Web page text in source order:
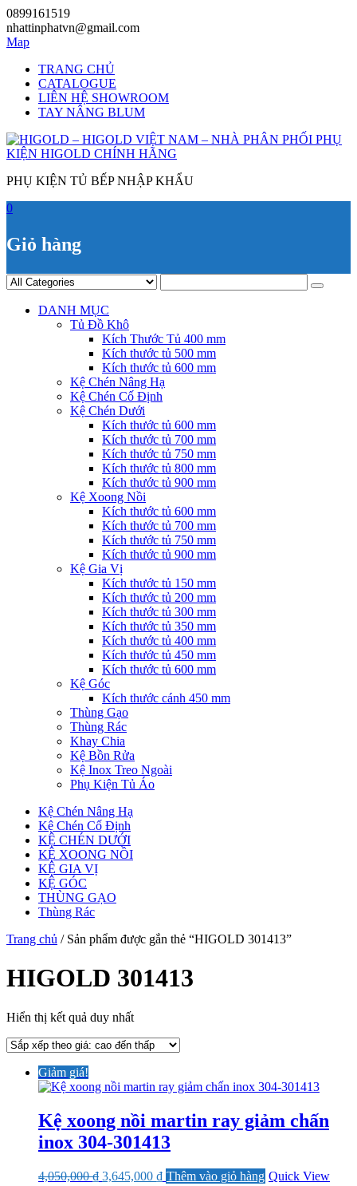
Skip
to
content
0899161519
nhattinphatvn@gmail.com
Map
TRANG CHỦ
CATALOGUE
LIÊN HỆ SHOWROOM
TAY NÂNG BLUM
PHỤ KIỆN TỦ BẾP NHẬP KHẨU
0
Giỏ hàng
DANH MỤC
Tủ Đồ Khô
Kích Thước Tủ 400 mm
Kích thước tủ 500 mm
Kích thước tủ 600 mm
Kệ Chén Nâng Hạ
Kệ Chén Cố Định
Kệ Chén Dưới
Kích thước tủ 600 mm
Kích thước tủ 700 mm
Kích thước tủ 750 mm
Kích thước tủ 800 mm
Kích thước tủ 900 mm
Kệ Xoong Nồi
Kích thước tủ 600 mm
Kích thước tủ 700 mm
Kích thước tủ 750 mm
Kích thước tủ 900 mm
Kệ Gia Vị
Kích thước tủ 150 mm
Kích thước tủ 200 mm
Kích thước tủ 300 mm
Kích thước tủ 350 mm
Kích thước tủ 400 mm
Kích thước tủ 450 mm
Kích thước tủ 600 mm
Kệ Góc
Kích thước cánh 450 mm
Thùng Gạo
Thùng Rác
Khay Chia
Kệ Bồn Rửa
Kệ Inox Treo Ngoài
Phụ Kiện Tủ Áo
Kệ Chén Nâng Hạ
Kệ Chén Cố Định
KỆ CHÉN DƯỚI
KỆ XOONG NỒI
KỆ GIA VỊ
KỆ GÓC
THÙNG GẠO
Thùng Rác
Trang chủ / Sản phẩm được gắn thẻ “HIGOLD 301413”
HIGOLD 301413
Hiển thị kết quả duy nhất
Giảm giá!
Kệ xoong nồi martin ray giảm chấn
inox 304-301413
4,050,000₫ Giá
3,645,000 ₫Giá
Thêm vào giỏ hàng Quick View